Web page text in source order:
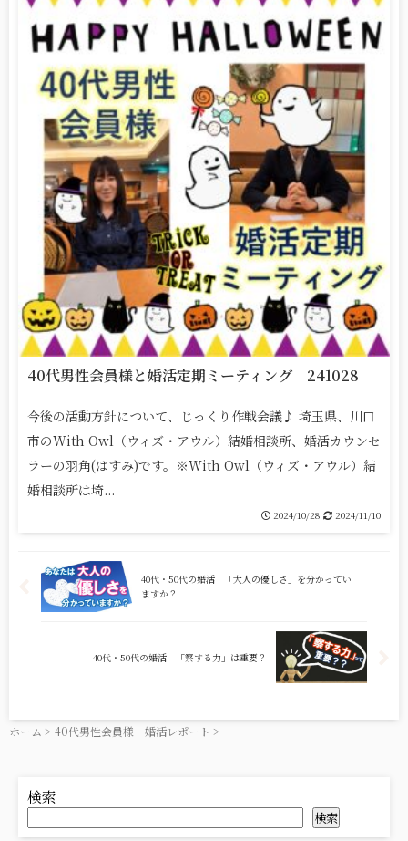
40代男性会員様と婚活定期ミーティング 241028
今後の活動方針について、じっくり作戦会議♪ 埼玉県、川口
市のWith Owl（ウィズ・アウル）結婚相談所、婚活カウンセ
ラーの羽角(はすみ)です。※With Owl（ウィズ・アウル）結
婚相談所は埼...
2024/10/28 2024/11/10
40代・50代の婚活 「大人の優しさ」を分かってい
ますか？
40代・50代の婚活 「察する力」は重要？
ホーム > 40代男性会員様 婚活レポート >
検索
検索